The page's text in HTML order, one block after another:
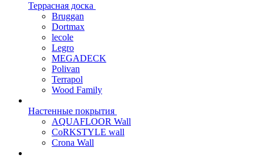
Террасная доска
Bruggan
Dortmax
lecole
Legro
MEGADECK
Polivan
Terrapol
Wood Family
Настенные покрытия
AQUAFLOOR Wall
CoRKSTYLE wall
Crona Wall